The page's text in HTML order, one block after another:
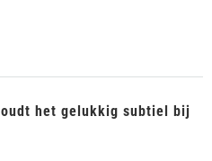
het gelukkig subtiel bij